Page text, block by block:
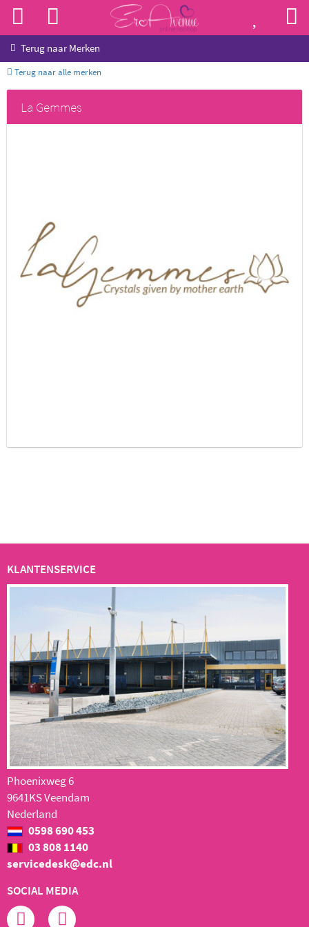
Terug naarMerken
Terug naar alle merken
La Gemmes
KLANTENSERVICE
Phoenixweg 6
9641KS Veendam
Nederland
0598 690 453
03 808 1140
servicedesk@edc.nl
SOCIAL MEDIA